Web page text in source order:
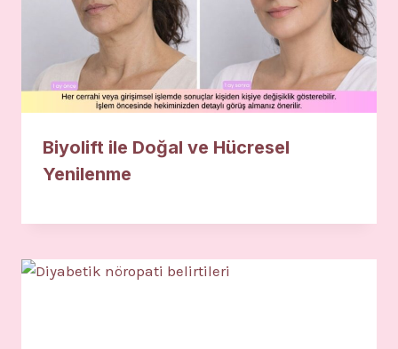
Biyolift ile Doğal ve Hücresel
Yenilenme